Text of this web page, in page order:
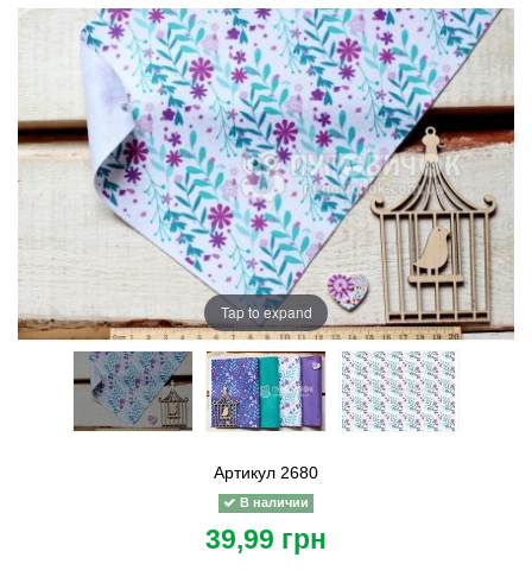
Tap to expand
Артикул 2680
В наличии
39,99 грн